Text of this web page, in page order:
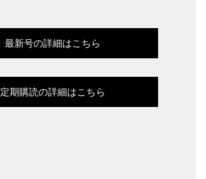
最新号の詳細はこちら
定期購読の詳細はこちら